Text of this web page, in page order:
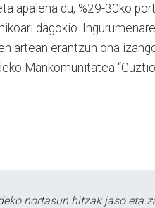
apalena du, %29-30ko
dagokio.
artean erantzun ona
Mankomunitatea
nortasun hitzak jaso eta